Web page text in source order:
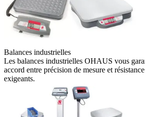
Balances industrielles
Les balances industrielles OHAUS vous
accord entre précision de mesure et
exigeants.